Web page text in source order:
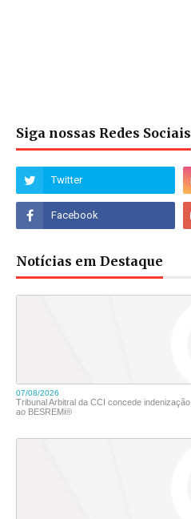
Siga nossas Redes Sociais
Notícias em Destaque